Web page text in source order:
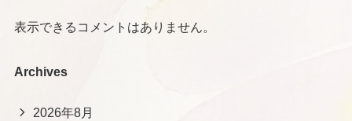
表示できるコメントはありません。
Archives
2026年8月